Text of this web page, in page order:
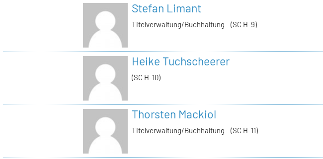
Stefan Limant
Titelverwaltung/Buchhaltung (SC H-9)
Heike Tuchscheerer
(SC H-10)
Thorsten Mackiol
Titelverwaltung/Buchhaltung (SC H-11)